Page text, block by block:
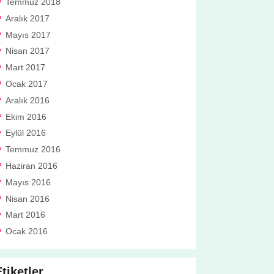
Aralık 2017
Mayıs 2017
Nisan 2017
Mart 2017
Ocak 2017
Aralık 2016
Ekim 2016
Eylül 2016
Temmuz 2016
Haziran 2016
Mayıs 2016
Nisan 2016
Mart 2016
Ocak 2016